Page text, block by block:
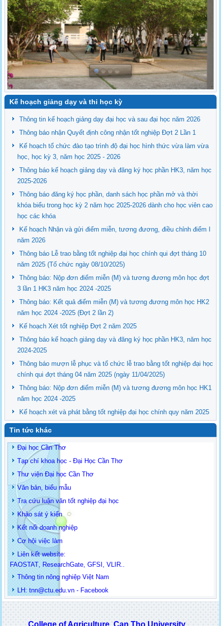
Kế hoạch giảng dạy và thi học kỳ
Thông tin kế hoạch giảng dạy đại học và sau đại học năm 2026
Thông báo nhận Quyết định công nhận tốt nghiệp Đợt 2 Lần 1
Kế hoạch tổ chức đào tạo trình độ đại học hình thức vừa làm vừa
học, học kỳ 3, năm học 2025 - 2026
Thông báo kế hoạch giảng dạy và đăng ký học phần HK3, năm học
2025-2026
Thông báo đăng ký học phần, danh sách học phần mở và thời
khóa biểu trong học kỳ 2 năm học 2025-2026 dành cho học viên cao
học các khóa
Kế hoạch Nhận và gửi điểm miễn, tương đương, điều chỉnh điểm I
năm 2026
Thông báo Lễ trao bằng tốt nghiệp đại học chính qui đợt tháng 10
năm 2025 (Tổ chức ngày 08/10/2025)
Thông báo: Nộp đơn điểm miễn (M) và tương đương môn học đợt
3 lần 1 HK3 năm học 2024 -2025
Thông báo: Kết quả điểm miễn (M) và tương đương môn học HK2
năm học 2024 -2025 (Đợt 2 lần 2)
Kế hoạch Xét tốt nghiệp Đợt 2 năm 2025
Thông báo kế hoạch giảng dạy và đăng ký học phần HK3, năm học
2024-2025
Thông báo mượn lễ phục và tổ chức lễ trao bằng tốt nghiệp đại học
chính qui đợt tháng 04 năm 2025 (ngày 11/04/2025)
Thông báo: Nộp đơn điểm miễn (M) và tương đương môn học HK1
năm học 2024 -2025
Kế hoạch xét và phát bằng tốt nghiệp đại học chính quy năm 2025
Tin tức khác
Đại học Cần Thơ
Tạp chí khoa học - Đại Học Cần Thơ
Thư viện Đại học Cần Thơ
Văn bản, biểu mẫu
Tra cứu luận văn tốt nghiệp đại học
Khảo sát ý kiến
Kết nối doanh nghiệp
Cơ hội việc làm
Liên kết website:
FAOSTAT
ResearchGate ,GFSI ,VLIR
Thông tin nông nghiệp Việt Nam
LH: tnn@ctu.edu.vn - Facebook
College of Agriculture, Can Tho University